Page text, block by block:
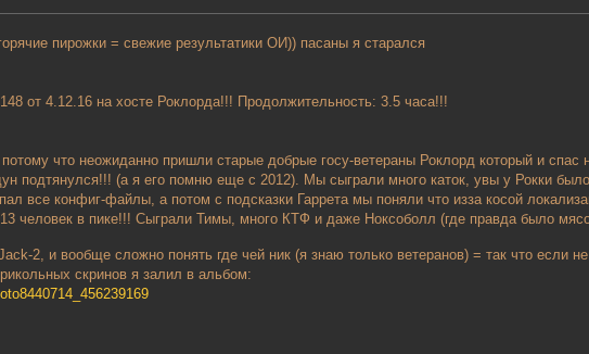
пирожки = свежие результатики ОИ)) пасаны я старался
от 4.12.16 на хосте Роклорда!!! Продолжительность: 3.5 часа!!!
что неожиданно пришли старые добрые госу-ветераны Роклорд который и
подтянулся!!! (а я его помню еще с 2012). Мы сыграли много каток, увы у Рокки
все конфиг-файлы, а потом с подсказки Гаррета мы поняли что изза косой
человек в пике!!! Сыграли Тимы, много КТФ и даже Ноксоболл (где правда было
2, и вообще сложно понять где чей ник (я знаю только ветеранов) = так что если
скринов я залил в альбом: